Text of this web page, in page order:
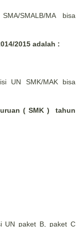
SMALB/MA bisa
2015 adalah :
UN SMK/MAK bisa
( SMK ) tahun
UN paket B, paket C